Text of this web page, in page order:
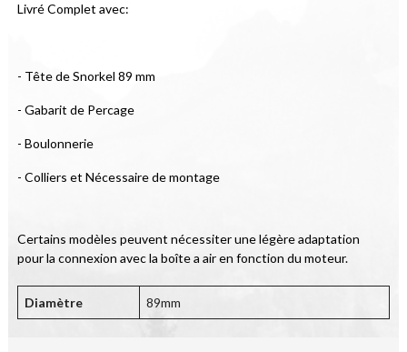
Livré Complet avec:
- Tête de Snorkel 89 mm
- Gabarit de Percage
- Boulonnerie
- Colliers et Nécessaire de montage
Certains modèles peuvent nécessiter une légère adaptation
pour la connexion avec la boîte a air en fonction du moteur.
Diamètre 89mm